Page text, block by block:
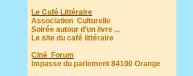
Le Café Littéraire
Association Culturelle
Soirée autour d'un livre ...
Le site du café littéraire
Ciné Forum
Impasse du parlement 84100 Orange